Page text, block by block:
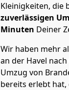
Kleinigkeiten, die
zuverlässigen
Minuten Deiner
Wir haben mehr
an der Havel
Umzug von
bereits erlebt